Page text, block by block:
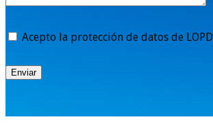
Acepto la protección de datos de LOPD
Enviar